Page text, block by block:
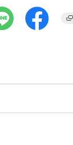
ズ：L
プートニクス